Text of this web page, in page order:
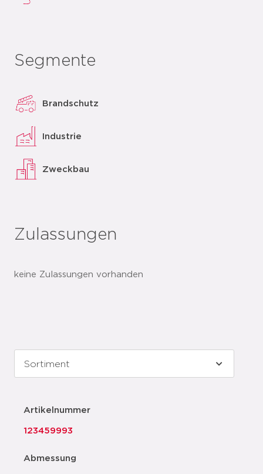
Segmente
Brandschutz
Industrie
Zweckbau
Zulassungen
keine Zulassungen vorhanden
Artikelnummer
123459993
Abmessung